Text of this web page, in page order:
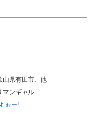
山県有田市、他
マンギャル
ぉー!